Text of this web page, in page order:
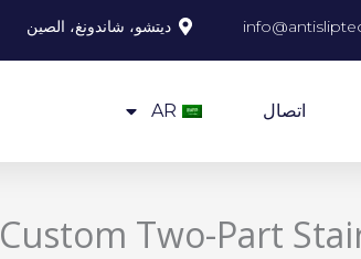
ديتشو، شاندونغ، الصين
اتصال AR
Custom Two-Part